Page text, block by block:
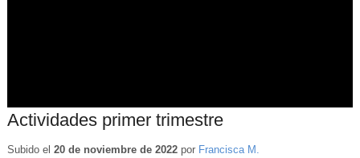
Actividades primer trimestre
Subido el 20 de noviembre de 2022por Francisca M.